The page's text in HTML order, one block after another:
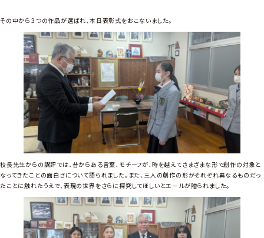
その中から３つの作品が選ばれ、本日表彰式をおこないました。
校長先生からの講評では、昔からある言葉、モチーフが、時を越えてさまざまな形で創作の対象と
なってきたことの面白さについて語られました。また、三人の創作の形がそれぞれ異なるものだっ
たことに触れたうえで、表現の世界をさらに探究してほしいとエールが贈られました。